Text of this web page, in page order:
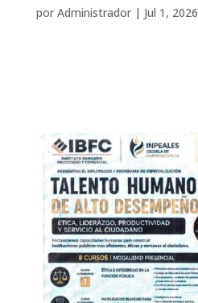
por Administrador| Jul 1, 2026